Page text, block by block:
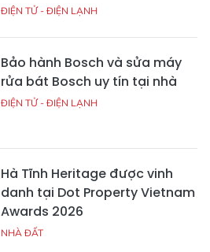
ĐIỆN TỬ - ĐIỆN LẠNH
Bảo hành Bosch và sửa máy
rửa bát Bosch uy tín tại nhà
ĐIỆN TỬ - ĐIỆN LẠNH
Hà Tĩnh Heritage được vinh
danh tại Dot Property Vietnam
Awards 2026
NHÀ ĐẤT